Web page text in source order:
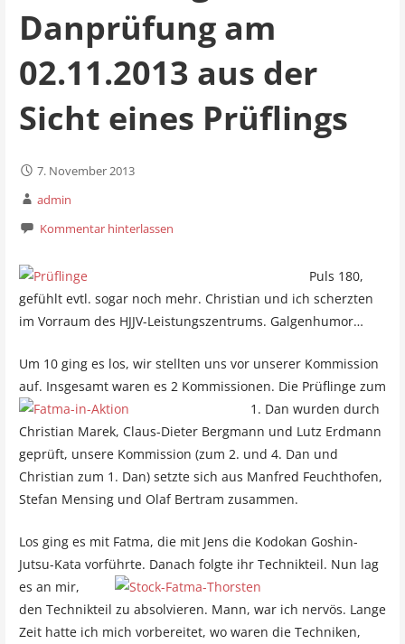
Danprüfung am
02.11.2013 aus der
Sicht eines Prüflings
7. November 2013
admin
Kommentar hinterlassen
Puls 180,
gefühlt evtl. sogar noch mehr. Christian und ich scherzten
im Vorraum des HJJV-Leistungszentrums. Galgenhumor…
Um 10 ging es los, wir stellten uns vor unserer Kommission
auf. Insgesamt waren es 2 Kommissionen. Die Prüflinge zum
1. Danwurden durch
Christian Marek, Claus-Dieter Bergmann und Lutz Erdmann
geprüft, unsere Kommission (zum 2. und 4. Dan und
Christian zum 1. Dan) setzte sich aus Manfred Feuchthofen,
Stefan Mensing und Olaf Bertram zusammen.
Los ging es mit Fatma, die mit Jens die Kodokan Goshin-
Jutsu-Kata vorführte. Danach folgte ihr Technikteil. Nun lag
es an mir,
den Technikteil zu absolvieren. Mann, war ich nervös. Lange
Zeit hatte ich mich vorbereitet, wo waren die Techniken,